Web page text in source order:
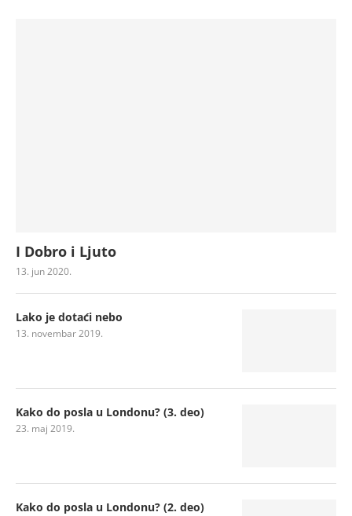
I Dobro i Ljuto
13. jun 2020.
Lako je dotaći nebo
13. novembar 2019.
Kako do posla u Londonu? (3. deo)
23. maj 2019.
Kako do posla u Londonu? (2. deo)